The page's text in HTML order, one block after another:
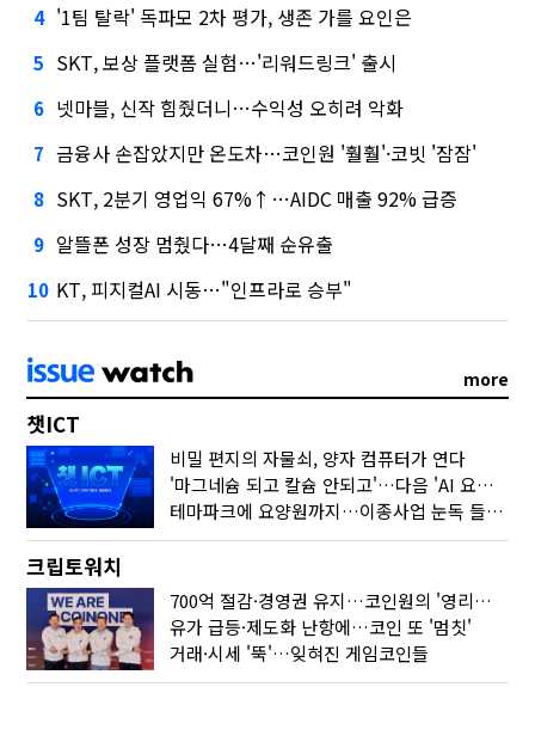
4 '1팀 탈락' 독파모 2차 평가, 생존 가를 요인은
5 SKT, 보상 플랫폼 실험…'리워드링크' 출시
6 넷마블, 신작 힘줬더니…수익성 오히려 악화
7 금융사 손잡았지만 온도차…코인원 '훨훨'·코빗 '잠잠'
8 SKT, 2분기 영업익 67%↑…AIDC 매출 92% 급증
9 알뜰폰 성장 멈췄다…4달째 순유출
10 KT, 피지컬AI 시동…"인프라로 승부"
more
챗ICT
비밀 편지의 자물쇠, 양자 컴퓨터가 연다
'마그네슘 되고 칼슘 안되고'…다음 'AI 요약' 갈 길은
테마파크에 요양원까지…이종사업 눈독 들이는 게임사
크립토워치
700억 절감·경영권 유지…코인원의 '영리한 딜'
유가 급등·제도화 난항에…코인 또 '멈칫'
거래·시세 '뚝'…잊혀진 게임코인들